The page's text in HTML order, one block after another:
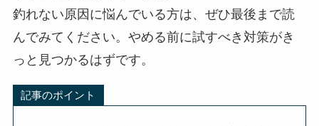
釣れない原因に悩んでいる方は、ぜひ最後まで読
んでみてください。やめる前に試すべき対策がき
っと見つかるはずです。
記事のポイント